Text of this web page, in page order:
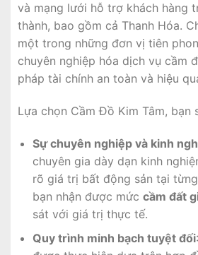
và mạng lưới hỗ trợ khách hàng
thành, bao gồm cả Thanh Hóa.
một trong những đơn vị tiên
chuyên nghiệp hóa dịch vụ cầm
pháp tài chính an toàn và hiệu
Lựa chọn Cầm Đồ Kim Tâm, bạn
Sự chuyên nghiệp và kinh
chuyên gia dày dạn kinh
rõ giá trị bất động sản tại
bạn nhận được mức cầm đất
sát với giá trị thực tế.
Quy trình minh bạch tuyệt đối